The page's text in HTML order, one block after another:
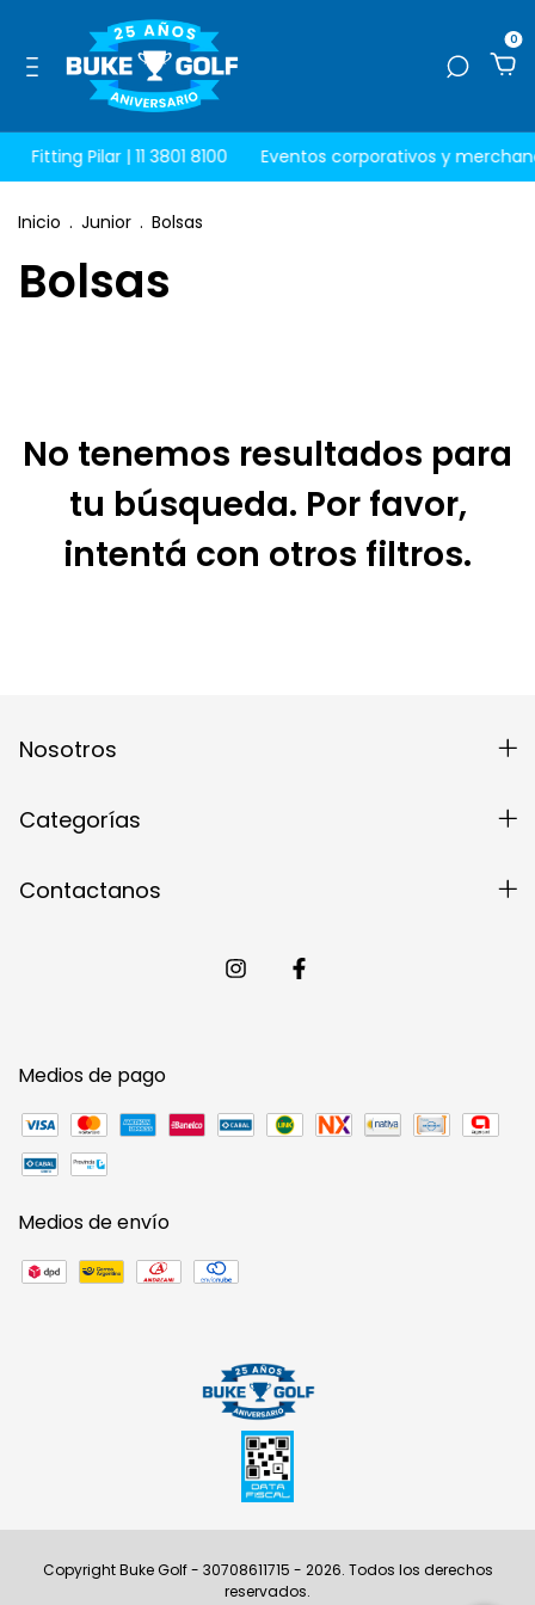
0
Fitting Pilar | 11 3801 8100 Eventos corporativos y
Inicio . Junior . Bolsas
Bolsas
No tenemos resultados para
tu búsqueda. Por favor,
intentá con otros filtros.
Nosotros
Categorías
Contactanos
Medios de pago
Medios de envío
Copyright Buke Golf - 30708611715 - 2026. Todos los derechos
reservados.